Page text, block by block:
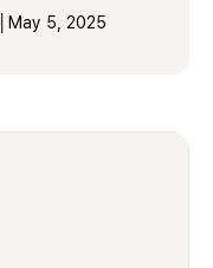
May 5, 2025